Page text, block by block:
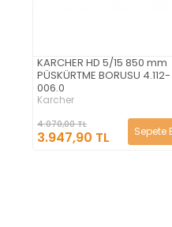
KARCHER HD 5/15 850 mm
PÜSKÜRTME BORUSU 4.112-
006.0
Karcher
4.070,00 TL
3.947,90 TL Sepete